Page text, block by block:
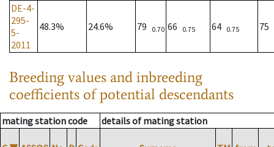
DE-4-
295-
5-
2011
48.3% 24.6% 79 0.70 66 0.75 64 0.75 75
Breeding values and inbreeding
coefficients of potential descendants
mating station code details of mating station